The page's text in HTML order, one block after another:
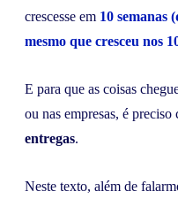
crescesse em 10 semanas
mesmo que cresceu nos
E para que as coisas
ou nas empresas, é preciso
entregas.
Neste texto, além de